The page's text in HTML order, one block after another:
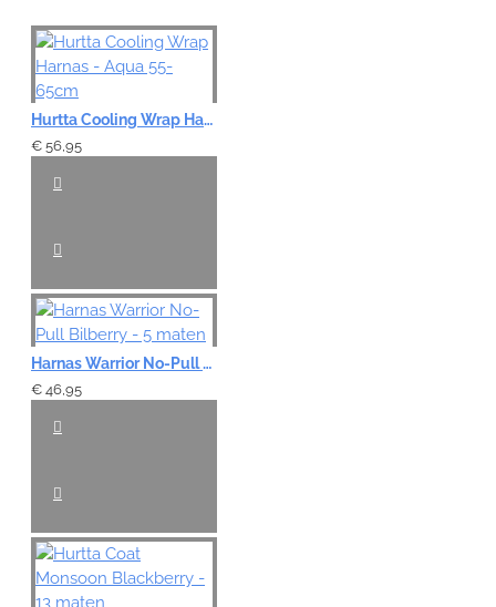
Note:HTML-code wordt niet vertaald!
Waardering:
Slecht
Hurtta Cooling Wrap Harnas - Aqua 55-65cm
€ 56,95
Harnas Warrior No-Pull Bilberry - 5 maten
€ 46,95